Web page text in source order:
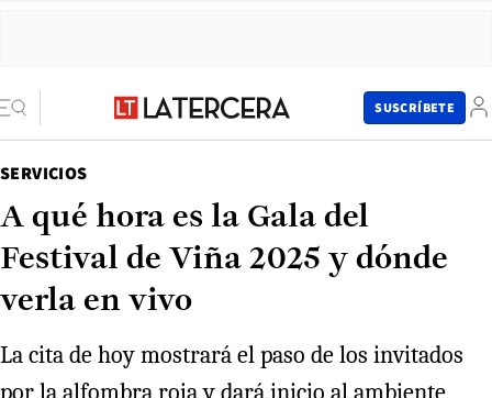
SUSCRÍBETE
SERVICIOS
A qué hora es la Gala del
Festival de Viña 2025 y dónde
verla en vivo
La cita de hoy mostrará el paso de los invitados